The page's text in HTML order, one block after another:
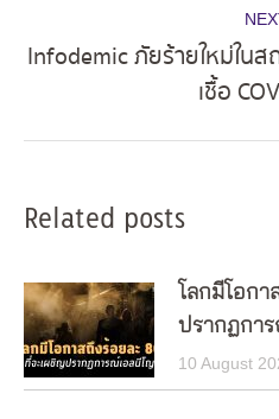
Infodemic ภัยร้ายใหม่ใน
เชื้อ
Related posts
โลกมีโอก
ปรากฏกา
10 August